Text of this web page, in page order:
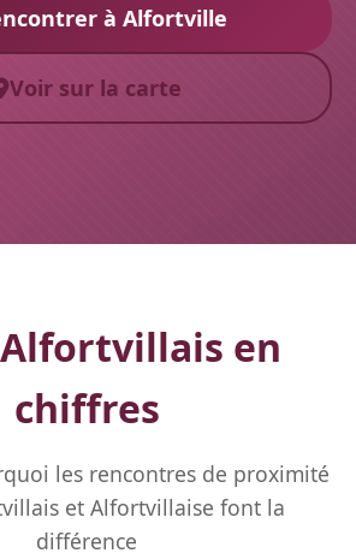
à Alfortville
Voir sur la carte
en
chiffres
les rencontres de proximité
et Alfortvillaise font la
différence